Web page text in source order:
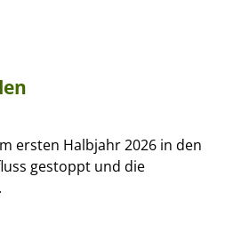
ersten Halbjahr 2026 in den
gestoppt und die